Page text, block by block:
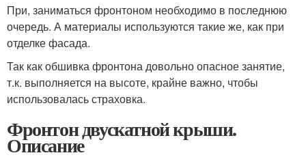
При, заниматься фронтоном необходимо в последнюю
очередь. А материалы используются такие же, как при
отделке фасада.
Так как обшивка фронтона довольно опасное занятие,
т.к. выполняется на высоте, крайне важно, чтобы
использовалась страховка.
Фронтон двускатной крыши.
Описание